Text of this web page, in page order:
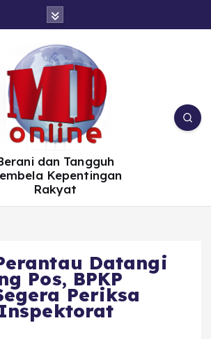
dan Tangguh
Kepentingan
Rakyat
Datangi
Pos, BPKP
Periksa